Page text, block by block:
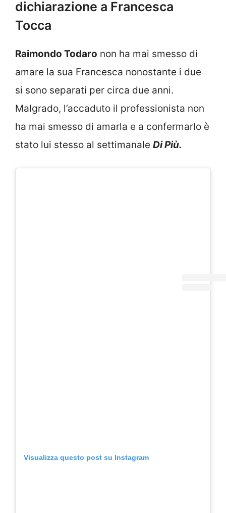
dichiarazione a Francesca
Tocca
Raimondo Todaro non ha mai smesso di
amare la sua Francesca nonostante i due
si sono separati per circa due anni.
Malgrado, l’accaduto il professionista non
ha mai smesso di amarla e a confermarlo è
stato lui stesso al settimanale Di Più.
Visualizza questo post su Instagram